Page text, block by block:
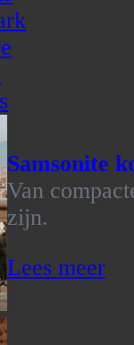
Samsonite
Van
zijn.
Lees meer